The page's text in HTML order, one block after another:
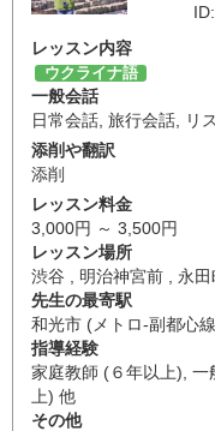
レッスン内容
ウクライナ語
一般会話
日常会話 旅行会話 リ
添削や翻訳
添削
レッスン料金
3,000円 ～ 3,500円
レッスン場所
渋谷 , 明治神宮前 , 永
先生の最寄駅
和光市 (メトロ-副都心
指導経験
家庭教師 (６年以上),
上) 他
その他